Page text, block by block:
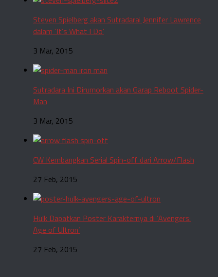
Steven Spielberg akan Sutradarai Jennifer Lawrence
dalam ‘It’s What I Do’
3 Mar, 2015
Sutradara Ini Dirumorkan akan Garap Reboot Spider-
Man
3 Mar, 2015
CW Kembangkan Serial Spin-off dari Arrow/Flash
27 Feb, 2015
Hulk Dapatkan Poster Karakternya di ‘Avengers:
Age of Ultron’
27 Feb, 2015